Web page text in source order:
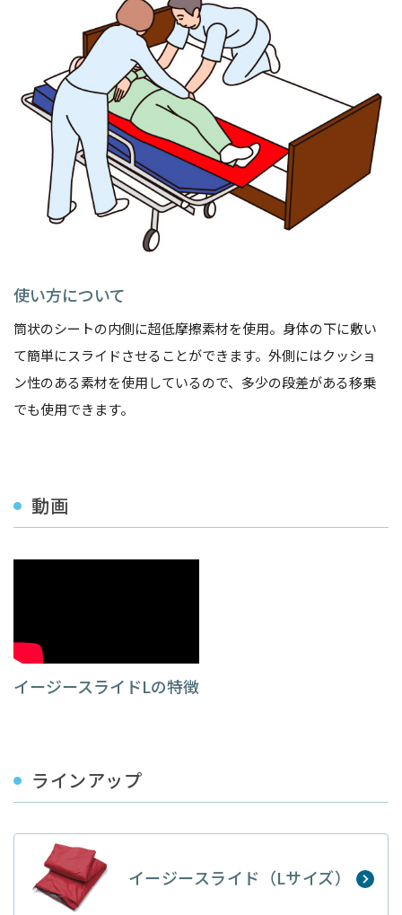
使い方について
筒状のシートの内側に超低摩擦素材を使用。身体の下に敷い
て簡単にスライドさせることができます。外側にはクッショ
ン性のある素材を使用しているので、多少の段差がある移乗
でも使用できます。
動画
イージースライドLの特徴
ラインアップ
イージースライド（Lサイズ）